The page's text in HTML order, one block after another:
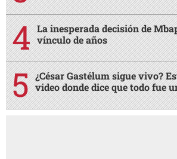
La inesperada decisión de
vínculo de años
¿César Gastélum sigue vivo?
video donde dice que todo fue